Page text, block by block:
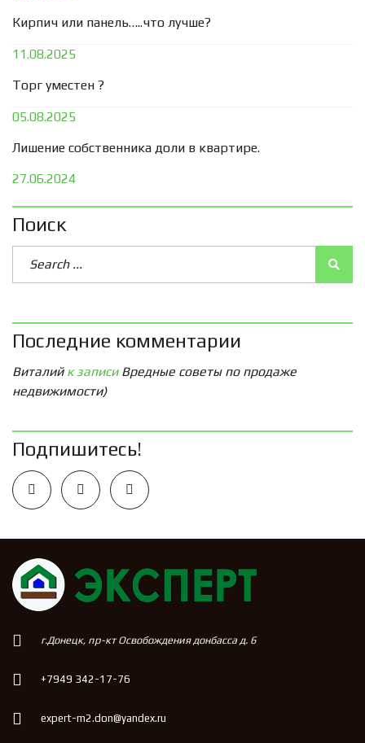
Кирпич или панель…..что лучше?
11.08.2025
Торг уместен ?
05.08.2025
Лишение собственника доли в квартире.
27.06.2024
Поиск
Последние комментарии
Виталийк записи Вредные советы по продаже
недвижимости)
Подпишитесь!
г.Донецк, пр-кт Освобождения донбасса д. 6
+7949 342-17-76
expert-m2.don@yandex.ru